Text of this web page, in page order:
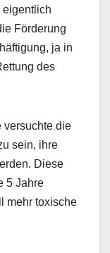
eigentlich
Förderung
ja in
des
versuchte die
sein, ihre
Diese
5 Jahre
mehr toxische